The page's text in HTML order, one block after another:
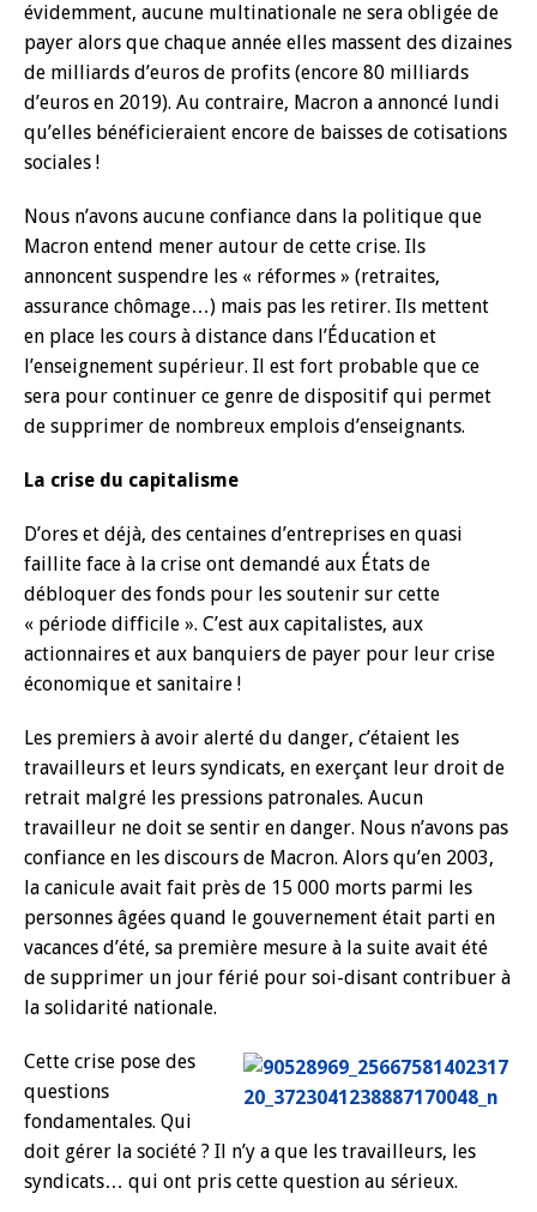
évidemment, aucune multinationale ne sera obligée de
payer alors que chaque année elles massent des dizaines
de milliards d’euros de profits (encore 80 milliards
d’euros en 2019). Au contraire, Macron a annoncé lundi
qu’elles bénéficieraient encore de baisses de cotisations
sociales !
Nous n’avons aucune confiance dans la politique que
Macron entend mener autour de cette crise. Ils
annoncent suspendre les « réformes » (retraites,
assurance chômage…) mais pas les retirer. Ils mettent
en place les cours à distance dans l’Éducation et
l’enseignement supérieur. Il est fort probable que ce
sera pour continuer ce genre de dispositif qui permet
de supprimer de nombreux emplois d’enseignants.
La crise du capitalisme
D’ores et déjà, des centaines d’entreprises en quasi
faillite face à la crise ont demandé aux États de
débloquer des fonds pour les soutenir sur cette
« période difficile ». C’est aux capitalistes, aux
actionnaires et aux banquiers de payer pour leur crise
économique et sanitaire !
Les premiers à avoir alerté du danger, c’étaient les
travailleurs et leurs syndicats, en exerçant leur droit de
retrait malgré les pressions patronales. Aucun
travailleur ne doit se sentir en danger. Nous n’avons pas
confiance en les discours de Macron. Alors qu’en 2003,
la canicule avait fait près de 15 000 morts parmi les
personnes âgées quand le gouvernement était parti en
vacances d’été, sa première mesure à la suite avait été
de supprimer un jour férié pour soi-disant contribuer à
la solidarité nationale.
Cette crise pose des
questions
fondamentales. Qui
doit gérer la société ? Il n’y a que les travailleurs, les
syndicats… qui ont pris cette question au sérieux.